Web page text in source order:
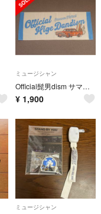
ミュージシャン
Official髭男dism サマーフェスティバル フェイスタオル ヒゲダン
¥ 1,900
ミュージシャン